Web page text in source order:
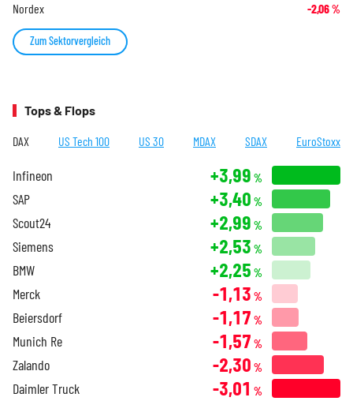
Nordex -2,06%
Zum Sektorvergleich
Tops & Flops
DAX US Tech 100 US 30 MDAX SDAX EuroStoxx
Infineon +3,99 %
SAP +3,40 %
Scout24 +2,99 %
Siemens +2,53 %
BMW +2,25 %
Merck -1,13 %
Beiersdorf -1,17 %
Munich Re -1,57 %
Zalando -2,30 %
Daimler Truck -3,01 %